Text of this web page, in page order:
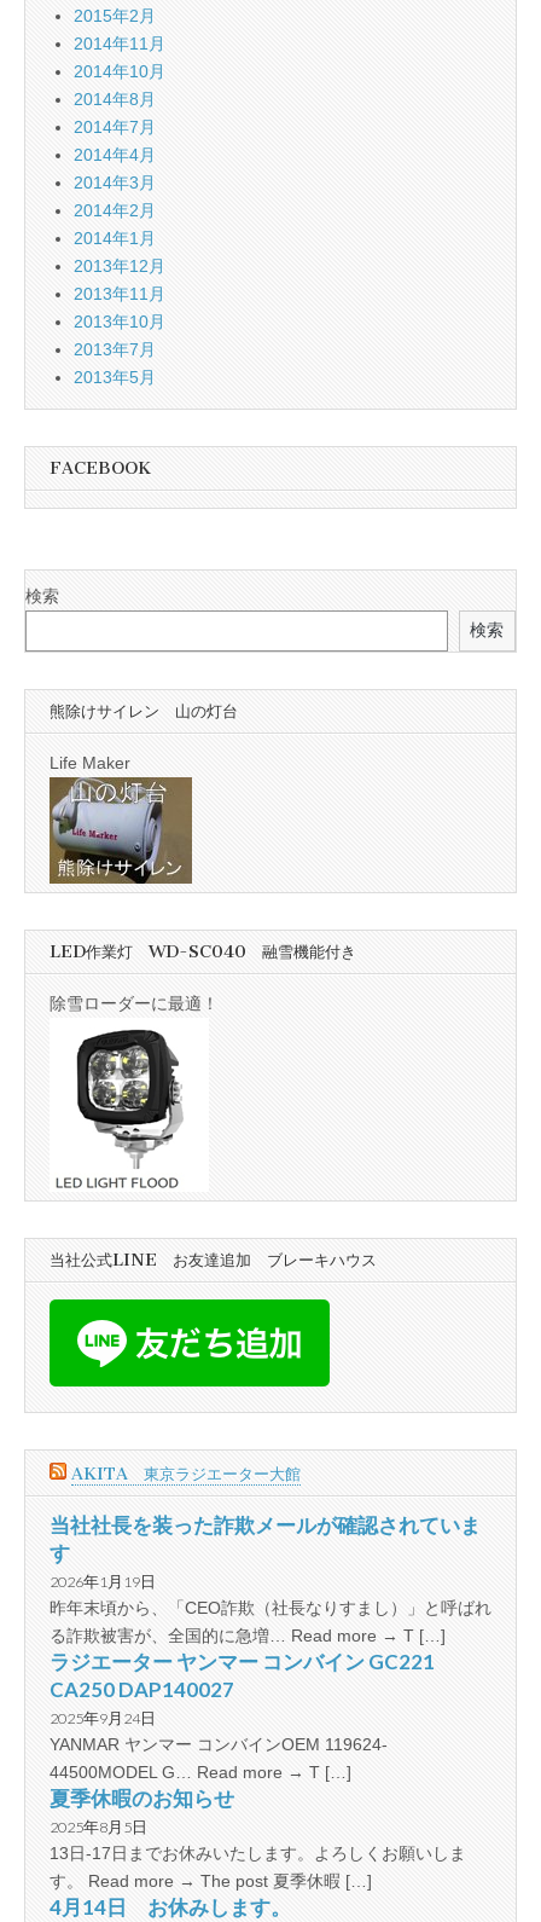
2015年2月
2014年11月
2014年10月
2014年8月
2014年7月
2014年4月
2014年3月
2014年2月
2014年1月
2013年12月
2013年11月
2013年10月
2013年7月
2013年5月
FACEBOOK
検索
検索
熊除けサイレン 山の灯台
Life Maker
LED作業灯 WD-SC040 融雪機能付き
除雪ローダーに最適！
当社公式LINE お友達追加 ブレーキハウス
AKITA 東京ラジエーター大館
当社社長を装った詐欺メールが確認されていま
す
2026年1月19日
昨年末頃から、「CEO詐欺（社長なりすまし）」と呼ばれ
る詐欺被害が、全国的に急増… Read more → T […]
ラジエーター ヤンマー コンバイン GC221
CA250 DAP140027
2025年9月24日
YANMAR ヤンマー コンバインOEM 119624-
44500MODEL G… Read more → T […]
夏季休暇のお知らせ
2025年8月5日
13日-17日までお休みいたします。よろしくお願いしま
す。 Read more → The post 夏季休暇 […]
4月14日 お休みします。